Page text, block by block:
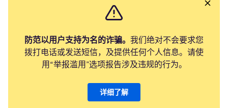
防范以用户支持为名的诈骗。 我们绝对不会要求您
拨打电话或发送短信，及提供任何个人信息。请使
用“举报滥用”选项报告涉及违规的行为。
详细了解